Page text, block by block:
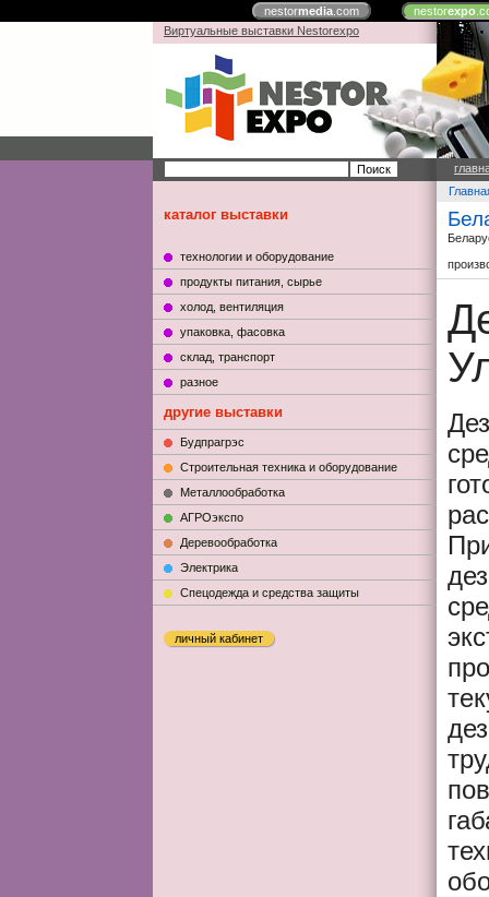
nestormedia.com nestorexpo
Виртуальные выставки Nestorexpo
каталог выставки
технологии и оборудование
продукты питания, сырье
холод, вентиляция
упаковка, фасовка
склад, транспорт
разное
другие выставки
Будпрагрэс
Строительная техника и оборудование
Металлообработка
АГРОэкспо
Деревообработка
Электрика
Cпецодежда и средства защиты
личный кабинет